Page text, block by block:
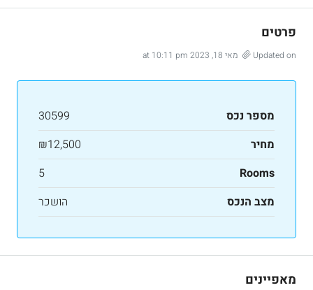
פרטים
Updated on מאי 18, 2023 at 10:11 pm
מספר נכס
30599
מחיר
₪12,500
Rooms
5
מצב הנכס
הושכר
מאפיינים